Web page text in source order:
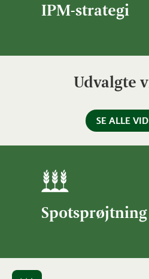
IPM-strategi
Udvalgte
SE ALLE
Spotsprøjtning